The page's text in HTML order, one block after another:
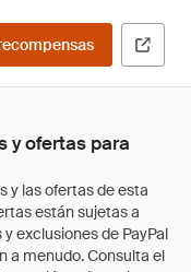
y ofertas para